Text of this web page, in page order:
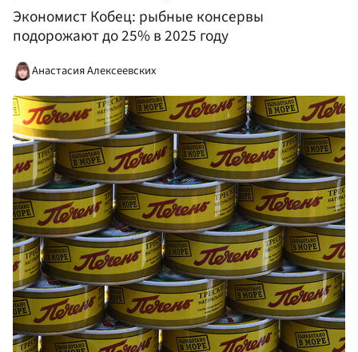
Экономист Кобец: рыбные консервы
подорожают до 25% в 2025 году
Анастасия Алексеевских